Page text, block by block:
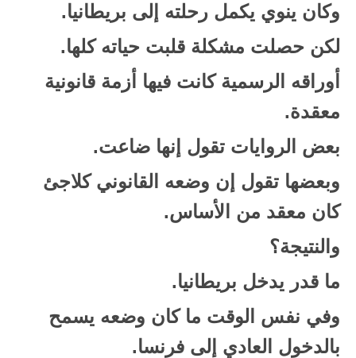
وكان ينوي يكمل رحلته إلى بريطانيا.
لكن حصلت مشكلة قلبت حياته كلها.
أوراقه الرسمية كانت فيها أزمة قانونية
معقدة.
بعض الروايات تقول إنها ضاعت.
وبعضها تقول إن وضعه القانوني كلاجئ
كان معقد من الأساس.
والنتيجة؟
ما قدر يدخل بريطانيا.
وفي نفس الوقت ما كان وضعه يسمح
بالدخول العادي إلى فرنسا.